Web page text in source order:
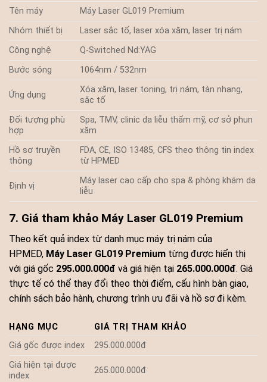
Tên máy
Máy Laser GL019 Premium
Nhóm thiết bị
Laser sắc tố, laser xóa xăm, laser trị nám
Công nghệ
Q-Switched Nd:YAG
Bước sóng
1064nm / 532nm
Ứng dụng
Xóa xăm, laser toning, trị nám, tàn nhang,
sắc tố
Đối tượng phù
hợp
Spa, TMV, clinic da liễu thẩm mỹ, cơ sở phun
xăm
Hồ sơ truyền
thông
FDA, CE, ISO 13485, CFS theo thông tin index
từ HPMED
Định vị
Máy laser cao cấp cho spa & phòng khám da
liễu
7. Giá tham khảo Máy Laser GL019 Premium
Theo kết quả index từ danh mục máy trị nám của
HPMED, Máy Laser GL019 Premium từng được hiển thị
với giá gốc 295.000.000đ và giá hiện tại 265.000.000đ. Giá
thực tế có thể thay đổi theo thời điểm, cấu hình bàn giao,
chính sách bảo hành, chương trình ưu đãi và hồ sơ đi kèm.
HẠNG MỤC
GIÁ TRỊ THAM KHẢO
Giá gốc được index
295.000.000đ
Giá hiện tại được
index
265.000.000đ